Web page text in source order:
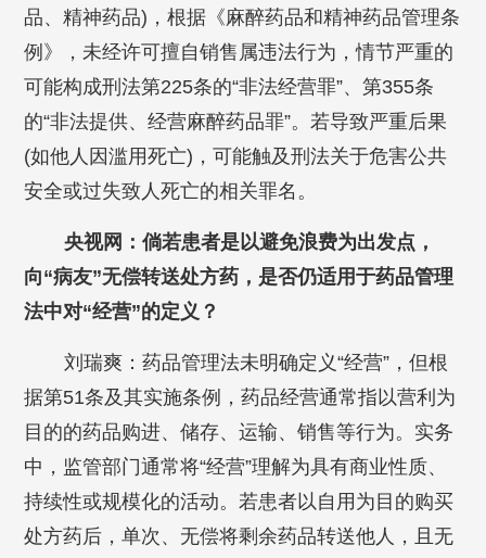
品、精神药品)，根据《麻醉药品和精神药品管理条
例》，未经许可擅自销售属违法行为，情节严重的
可能构成刑法第225条的“非法经营罪”、第355条
的“非法提供、经营麻醉药品罪”。若导致严重后果
(如他人因滥用死亡)，可能触及刑法关于危害公共
安全或过失致人死亡的相关罪名。
央视网：倘若患者是以避免浪费为出发点，
向“病友”无偿转送处方药，是否仍适用于药品管理
法中对“经营”的定义？
刘瑞爽：药品管理法未明确定义“经营”，但根
据第51条及其实施条例，药品经营通常指以营利为
目的的药品购进、储存、运输、销售等行为。实务
中，监管部门通常将“经营”理解为具有商业性质、
持续性或规模化的活动。若患者以自用为目的购买
处方药后，单次、无偿将剩余药品转送他人，且无